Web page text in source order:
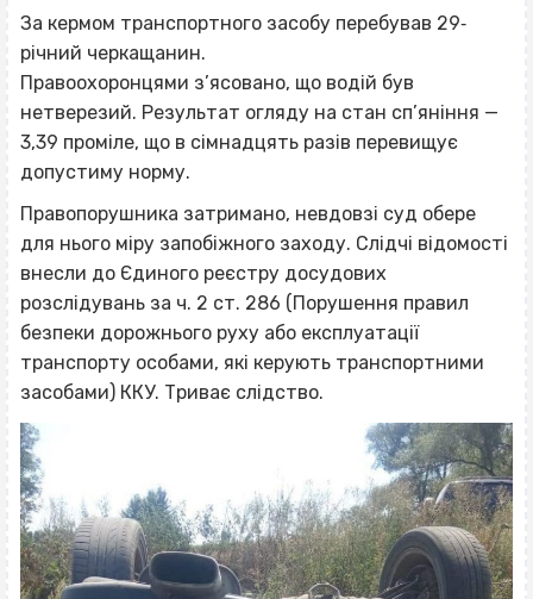
За кермом транспортного засобу перебував 29‐
річний черкащанин.
Правоохоронцями з’ясовано, що водій був
нетверезий. Результат огляду на стан сп’яніння —
3,39 проміле, що в сімнадцять разів перевищує
допустиму норму.
Правопорушника затримано, невдовзі суд обере
для нього міру запобіжного заходу. Слідчі відомості
внесли до Єдиного реєстру досудових
розслідувань за ч. 2 ст. 286 (Порушення правил
безпеки дорожнього руху або експлуатації
транспорту особами, які керують транспортними
засобами) ККУ. Триває слідство.